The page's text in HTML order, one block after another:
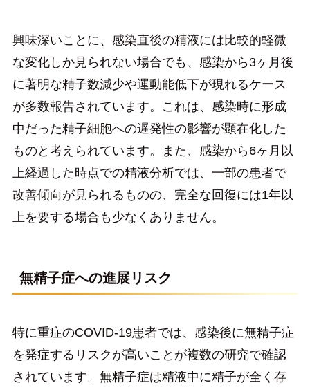
興味深いことに、感染直後の精液には比較的軽微
な変化しか見られない場合でも、感染から3ヶ月後
に著明な精子数減少や運動能低下が現れるケース
が多数報告されています。これは、感染時に形成
中だった精子細胞への遅発性の影響が顕在化した
ものと考えられています。また、感染から6ヶ月以
上経過した時点での精液分析では、一部の患者で
改善傾向が見られるものの、完全な回復には1年以
上を要する場合も少なくありません。
無精子症への進展リスク
特に重症のCOVID-19患者では、感染後に無精子症
を発症するリスクが高いことが複数の研究で確認
されています。無精子症は精液中に精子が全く存